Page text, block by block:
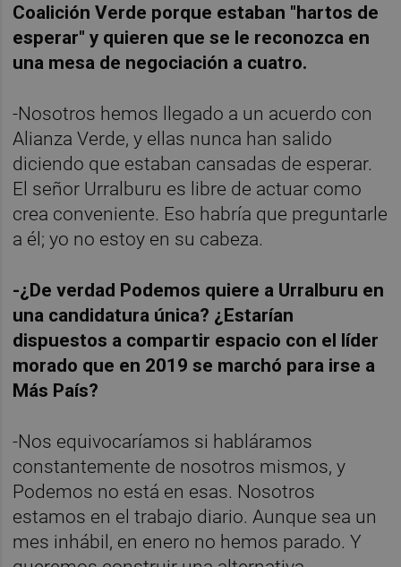
Coalición Verde porque estaban "hartos de
esperar" y quieren que se le reconozca en
una mesa de negociación a cuatro.
-Nosotros hemos llegado a un acuerdo con
Alianza Verde, y ellas nunca han salido
diciendo que estaban cansadas de esperar.
El señor Urralburu es libre de actuar como
crea conveniente. Eso habría que preguntarle
a él; yo no estoy en su cabeza.
-¿De verdad Podemos quiere a Urralburu en
una candidatura única? ¿Estarían
dispuestos a compartir espacio con el líder
morado que en 2019 se marchó para irse a
Más País?
-Nos equivocaríamos si habláramos
constantemente de nosotros mismos, y
Podemos no está en esas. Nosotros
estamos en el trabajo diario. Aunque sea un
mes inhábil, en enero no hemos parado. Y